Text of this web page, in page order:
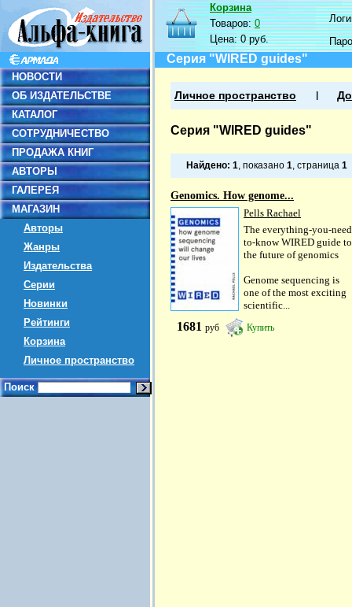
НОВОСТИ
ОБ ИЗДАТЕЛЬСТВЕ
КАТАЛОГ
СОТРУДНИЧЕСТВО
ПРОДАЖА КНИГ
АВТОРЫ
ГАЛЕРЕЯ
МАГАЗИН
Авторы
Жанры
Издательства
Серии
Новинки
Рейтинги
Корзина
Личное пространство
Поиск
Корзина
Товаров:0
Цена:0 руб.
Серия "WIRED guides"
Личное пространство
Серия "WIRED guides"
Найдено: 1, показано 1, страница 1
Genomics. How genome...
Pells Rachael
The everything-you-
to-know WIRED guide to
the future of genomics
Genome sequencing is
one of the most exciting
scientific...
1681 руб Купить